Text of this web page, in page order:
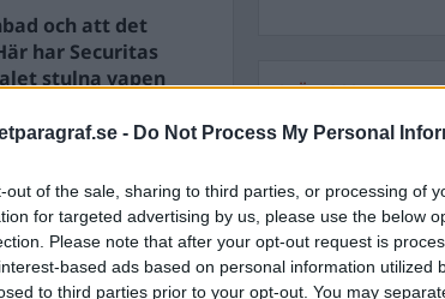
- Do Not Process My Personal
out of the sale, sharing to third parties, or processing of
for targeted advertising by us, please use the below
Please note that after your opt-out request is
based ads based on personal information utilized
to third parties prior to your opt-out. You may
och att det
har Securitas
stulna vapen
nu måste det väl
STÖD OSS
Stöd Para§raf –
PRENUMERERA PÅ